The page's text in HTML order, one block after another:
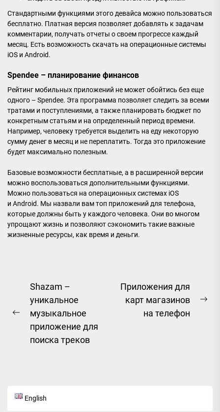
Стандартными функциями этого девайса можно пользоваться
бесплатно. Платная версия позволяет добавлять к задачам
комментарии, получать отчеты о своем прогрессе каждый
месяц. Есть возможность скачать на операционные системы
iOS и Android.
Spendee – планирование финансов
Рейтинг мобильных приложений не может обойтись без еще
одного – Spendee. Эта программа позволяет следить за всеми
тратами и поступлениями, а также планировать бюджет по
конкретным статьям и на определенный период времени.
Например, человеку требуется выделить на еду некоторую
сумму денег в месяц и не переплатить. Тогда это приложение
будет максимально полезным.
Базовые возможности бесплатные, а в расширенной версии
можно воспользоваться дополнительными функциями.
Можно пользоваться на операционных системах iOS
и Android. Мы назвали вам топ приложений для телефона,
которые должны быть у каждого человека. Они во многом
упрощают жизнь и позволяют сэкономить такие важные
жизненные ресурсы, как время и деньги.
Навигация
записям
Previous
post:
Shazam –
уникальное
музыкальное
приложение для
поиска треков
Приложения для
карт магазинов
на телефон
English